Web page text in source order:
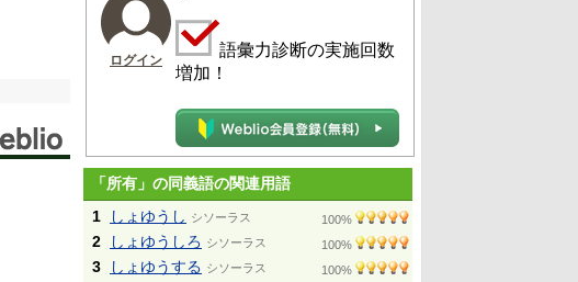
ログイン
語彙力診断の実施回数
増加！
「所有」の同義語の関連用語
1
しょゆうし シソーラス 100%
2 しょゆうしろ シソーラス 100%
3 しょゆうする シソーラス 100%